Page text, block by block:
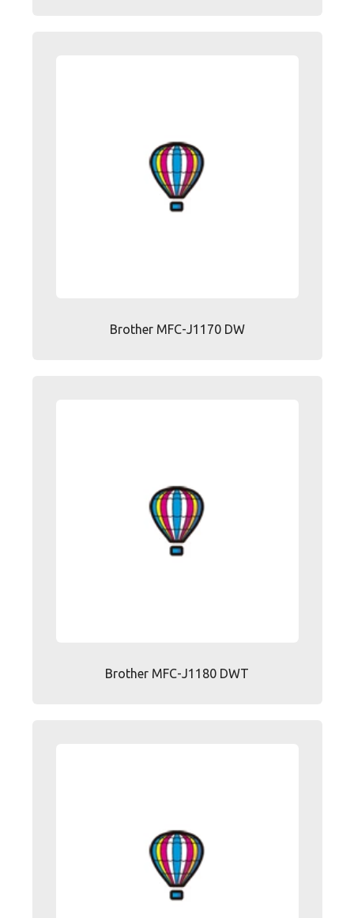
Brother MFC-J1170 DW
Brother MFC-J1180 DWT